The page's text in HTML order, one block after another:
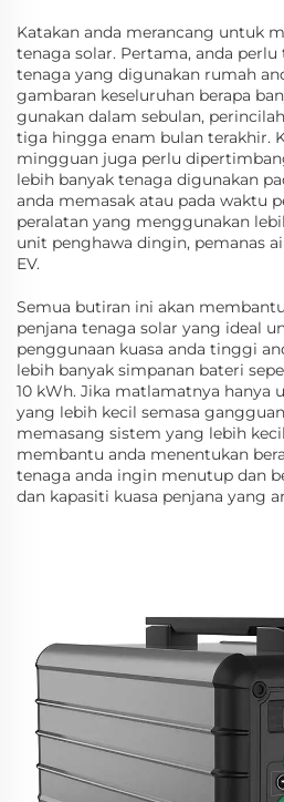
Katakan anda merancang untuk
tenaga solar. Pertama, anda perlu
tenaga yang digunakan rumah
gambaran keseluruhan berapa
gunakan dalam sebulan,
tiga hingga enam bulan terakhir.
mingguan juga perlu
lebih banyak tenaga digunakan
anda memasak atau pada waktu
peralatan yang menggunakan
unit penghawa dingin, pemanas
EV.
Semua butiran ini akan
penjana tenaga solar yang ideal
penggunaan kuasa anda tinggi
lebih banyak simpanan bateri
10 kWh. Jika matlamatnya hanya
yang lebih kecil semasa
memasang sistem yang lebih
membantu anda menentukan
tenaga anda ingin menutup dan
dan kapasiti kuasa penjana yang